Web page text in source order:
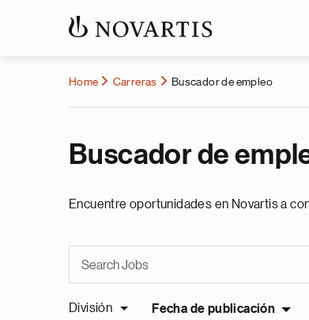
Home Carreras Buscador de empleo
Buscador de
Encuentre oportunidades en Novartis a
División Fecha de publicación